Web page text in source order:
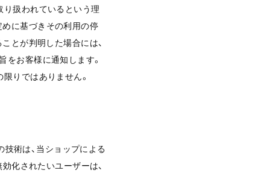
り扱われているという理
に基づきその利用の停
とが判明した場合には、
をお客様に通知します。
りではありません。
技術は、当ショップによる
化されたいユーザーは、